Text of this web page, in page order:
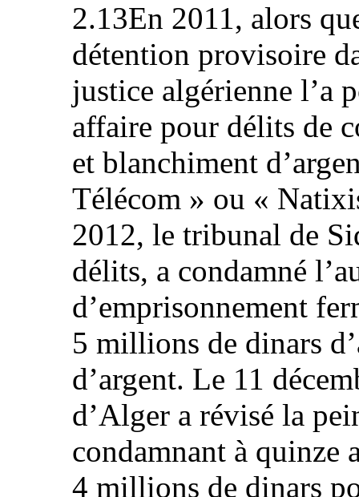
2.13En 2011, alors
détention provisoire
justice algérienne l’a
affaire pour délits de
et blanchiment
Télécom » ou «
2012, le tribunal de
délits, a condamné
d’emprisonnement
5 millions de dinars
d’argent. Le 11
d’Alger a révisé la
condamnant à quinze
4 millions de dinars